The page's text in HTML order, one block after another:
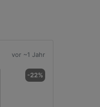
vor ~1 Jahr
-22%